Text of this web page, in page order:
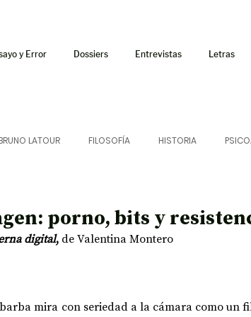
y Error Dossiers Entrevistas Letras
LATOUR FILOSOFÍA HISTORIA
AFUERISMOS POESÍA ENSAYO
porno, bits y
digital, de Valentina Montero
mira con seriedad a la cámara como un